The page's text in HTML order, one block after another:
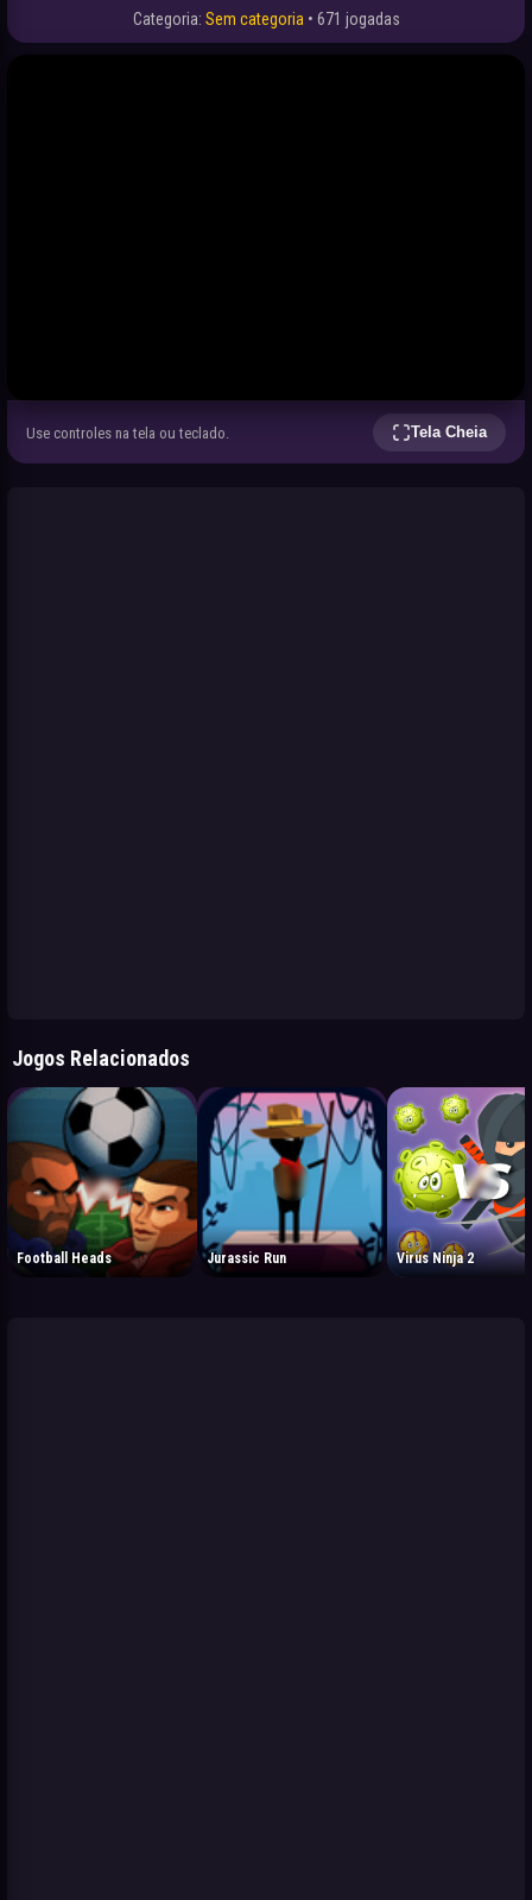
Categoria: Sem categoria • 671 jogadas
Use controles na tela ou teclado. Tela Cheia
Jogos Relacionados
Football Heads Jurassic Run Virus Ninja 2